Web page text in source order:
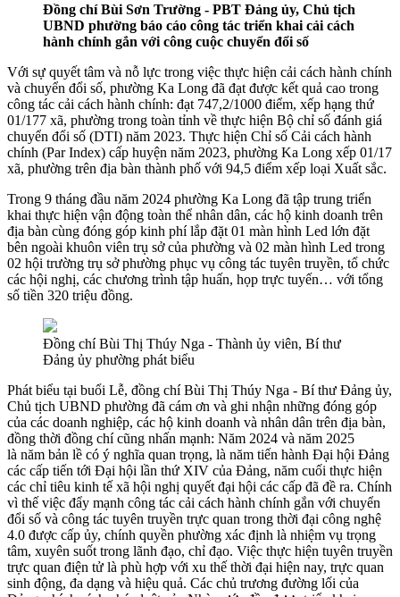
Đồng chí Bùi Sơn Trường - PBT Đảng ủy, Chủ tịch
UBND phường báo cáo công tác triển khai cải cách
hành chính gắn với công cuộc chuyển đổi số
Với sự quyết tâm và nỗ lực trong việc thực hiện cải cách hành chính
và chuyển đổi số, phường Ka Long đã đạt được kết quả cao trong
công tác cải cách hành chính: đạt 747,2/1000 điểm, xếp hạng thứ
01/177 xã, phường trong toàn tỉnh về thực hiện Bộ chỉ số đánh giá
chuyển đổi số (DTI) năm 2023. Thực hiện Chỉ số Cải cách hành
chính (Par Index) cấp huyện năm 2023, phường Ka Long xếp 01/17
xã, phường trên địa bàn thành phố với 94,5 điểm xếp loại Xuất sắc.
Trong 9 tháng đầu năm 2024 phường Ka Long đã tập trung triển
khai thực hiện vận động toàn thể nhân dân, các hộ kinh doanh trên
địa bàn cùng đóng góp kinh phí lắp đặt 01 màn hình Led lớn đặt
bên ngoài khuôn viên trụ sở của phường và 02 màn hình Led trong
02 hội trường trụ sở phường phục vụ công tác tuyên truyền, tổ chức
các hội nghị, các chương trình tập huấn, họp trực tuyến… với tổng
số tiền 320 triệu đồng.
Đồng chí Bùi Thị Thúy Nga - Thành ủy viên, Bí thư
Đảng ủy phường phát biểu
Phát biểu tại buổi Lễ, đồng chí Bùi Thị Thúy Nga - Bí thư Đảng ủy,
Chủ tịch UBND phường đã cám ơn và ghi nhận những đóng góp
của các doanh nghiệp, các hộ kinh doanh và nhân dân trên địa bàn,
đồng thời đồng chí cũng nhấn mạnh: Năm 2024 và năm 2025
là năm bản lề có ý nghĩa quan trọng, là năm tiến hành Đại hội Đảng
các cấp tiến tới Đại hội lần thứ XIV của Đảng, năm cuối thực hiện
các chỉ tiêu kinh tế xã hội nghị quyết đại hội các cấp đã đề ra. Chính
vì thế việc đẩy mạnh công tác cải cách hành chính gắn với chuyển
đổi số và công tác tuyên truyền trực quan trong thời đại công nghệ
4.0 được cấp ủy, chính quyền phường xác định là nhiệm vụ trọng
tâm, xuyên suốt trong lãnh đạo, chỉ đạo. Việc thực hiện tuyên truyền
trực quan điện tử là phù hợp với xu thế thời đại hiện nay, trực quan
sinh động, đa dạng và hiệu quả. Các chủ trương đường lối của